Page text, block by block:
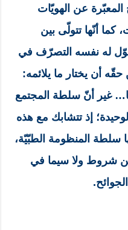
المعبّرة عن الهويّات
كما أنّها تتولّى بين
له نفسه التصرّف في
أن يختار ما يلائمه:
غير أنّ سلطة المجتمع
إذ تتشابك مع هذه
المنظومة الطبّيّة،
شروط ولا سيما في